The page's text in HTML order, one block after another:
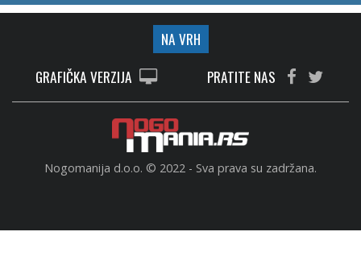
NA VRH
GRAFIČKA VERZIJA
PRATITE NAS
Nogomanija d.o.o. © 2022 - Sva prava su zadržana.